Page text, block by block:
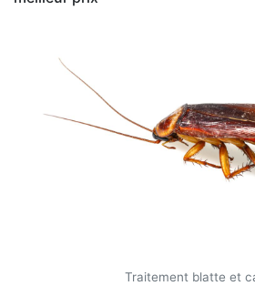
Traitement blatte et